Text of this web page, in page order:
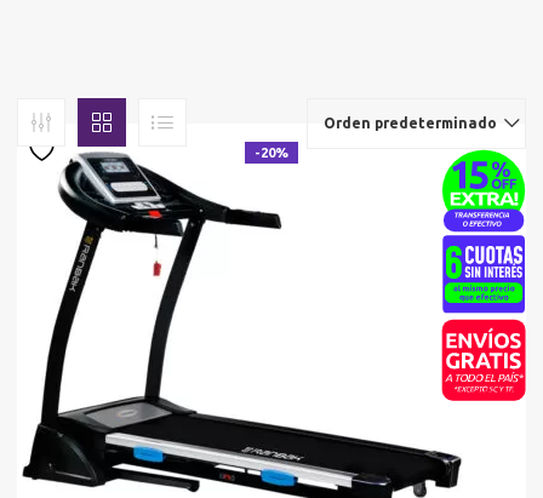
Orden predeterminado
-20%